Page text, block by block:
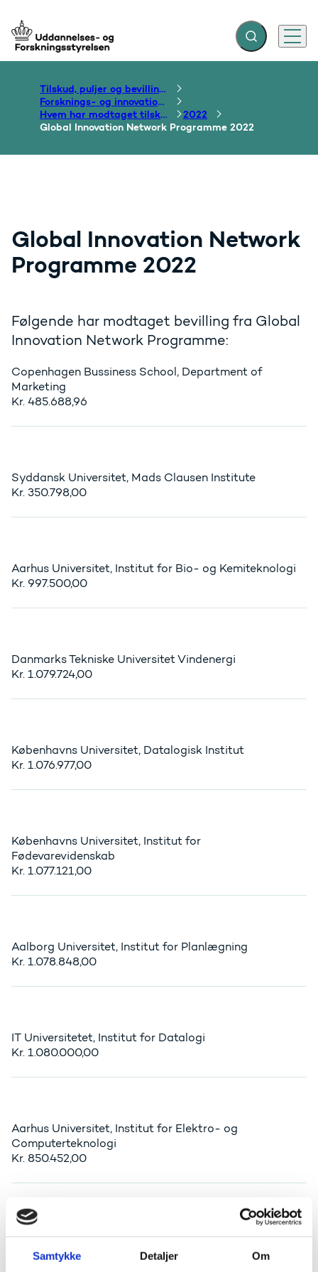
Samtykke Detaljer Om
Gå til forsiden Fold søgefelt ud
Menu
Tilskud, puljer og bevillinger
Forsknings- og innovationsområdet
Hvem har modtaget tilskud?
2022
Global Innovation Network Programme 2022
Global Innovation Network
Programme 2022
Følgende har modtaget bevilling fra Global
Innovation Network Programme:
Copenhagen Bussiness School, Department of
Marketing
Kr. 485.688,96
Syddansk Universitet, Mads Clausen Institute
Kr. 350.798,00
Aarhus Universitet, Institut for Bio- og Kemiteknologi
Kr. 997.500,00
Danmarks Tekniske Universitet Vindenergi
Kr. 1.079.724,00
Københavns Universitet, Datalogisk Institut
Kr. 1.076.977,00
Københavns Universitet, Institut for
Fødevarevidenskab
Kr. 1.077.121,00
Aalborg Universitet, Institut for Planlægning
Kr. 1.078.848,00
IT Universitetet, Institut for Datalogi
Kr. 1.080.000,00
Aarhus Universitet, Institut for Elektro- og
Computerteknologi
Kr. 850.452,00
DHI A/S
Kr. 827.200,00